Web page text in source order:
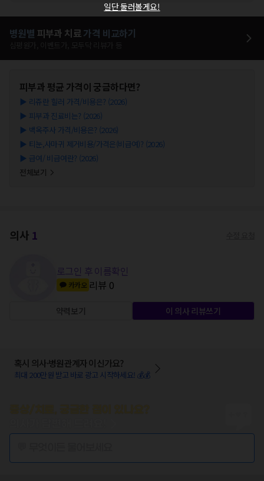
병원별 피부과 치료가격 비교하기
피부과 평균 가격이 궁금하다면?
▶ 리쥬란 힐러 가격/비용은? (2026)
▶ 피부과 진료비는? (2026)
▶ 백옥주사 가격/비용은? (2026)
▶ 티눈,사마귀 제거비용/가격은(비급여)? (2026)
▶ 급여/ 비급여란? (2026)
전체보기
의사 1
로그인 후 이름확인
카카오 리뷰 0
약력보기 이 의사 리뷰쓰기
혹시 의사·병원관계자 이신가요?
최대 200만원 받고 바로 광고 시작하세요! 💰💰
일단 둘러볼게요!